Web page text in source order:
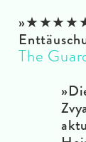
»★★★★★:
The